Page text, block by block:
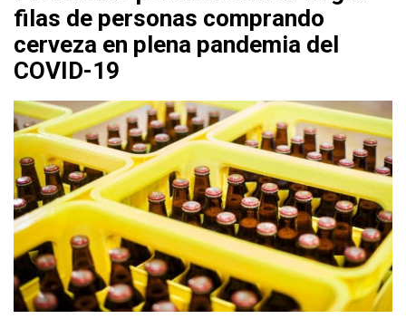
filas de personas comprando
cerveza en plena pandemia del
COVID-19